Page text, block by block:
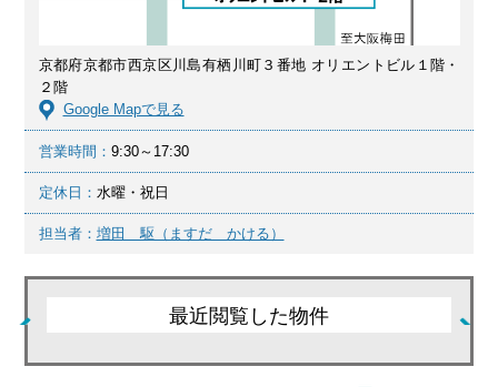
京都府京都市西京区川島有栖川町３番地 オリエントビル１階・
２階
Google Mapで見る
営業時間： 9:30～17:30
定休日： 水曜・祝日
担当者： 増田 駆（ますだ かける）
最近閲覧した物件